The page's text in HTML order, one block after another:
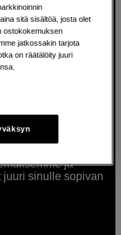
40 vuoden ajan
visioitaan.
ja tuotteita
videokuvauksen ja
työkaluilla ideat
valitsemaan
ja
juuri sinulle sopivan
sitä sisältöä, josta olet
ostokokemuksen
jatkossakin tarjota
on räätälöity juuri